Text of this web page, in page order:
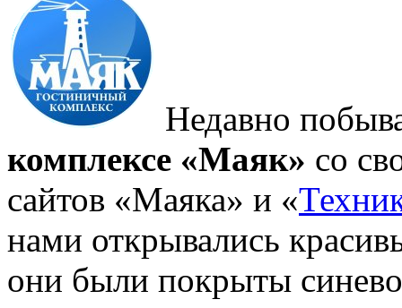
Недавно
комплексе «Маяк» со
сайтов «Маяка» и «
нами открывались
они были покрыты